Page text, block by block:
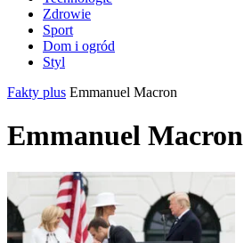
Zdrowie
Sport
Dom i ogród
Styl
Fakty plus Emmanuel Macron
Emmanuel Macron